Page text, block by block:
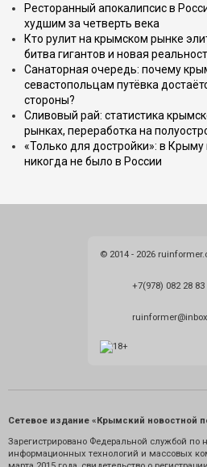
Ресторанный апокалипсис в
худшим за четверть века
Кто рулит на крымском рынке
битва гигантов и новая
Санаторная очередь: почему
севастопольцам путёвка
стороны?
Сливовый рай: статистика
рынках, переработка на
«Только для достройки»: в Крыму
никогда не было в России
© 2014 - 2026
+7(978) 082 28 83
Сетевое издание «Крымский новостной
Зарегистрировано Федеральной службой по
информационных технологий и массовых